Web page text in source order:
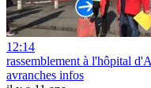
12:14
rassemblement à l'hôpital
avranches infos